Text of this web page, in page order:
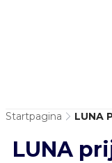
Startpagina LUNA
LUNA